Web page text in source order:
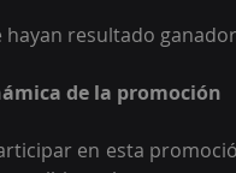
hayan resultado
de la promoción
en esta